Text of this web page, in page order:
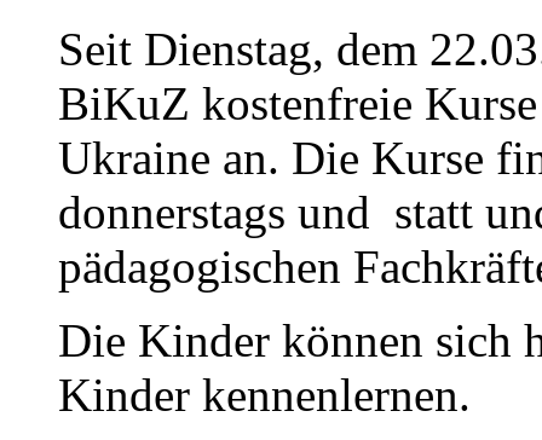
Seit Dienstag, dem
BiKuZ kostenfreie
Ukraine an. Die Kurse
donnerstags und statt
pädagogischen
Die Kinder können sich
Kinder kennenlernen.